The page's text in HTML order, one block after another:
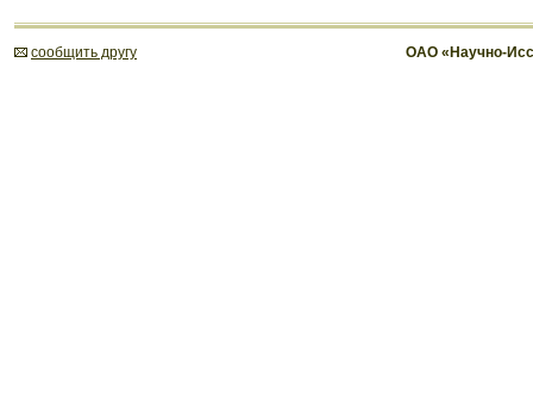
cообщить другу ОАО «Научно-